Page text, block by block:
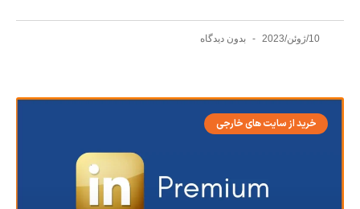
10/ژوئن/2023 بدون دیدگاه
خرید از سایت های خارجی